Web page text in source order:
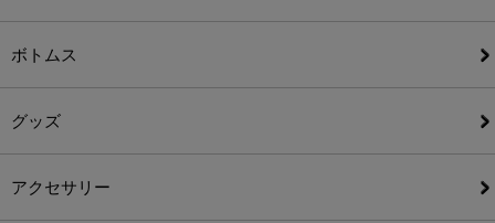
ボトムス
グッズ
アクセサリー